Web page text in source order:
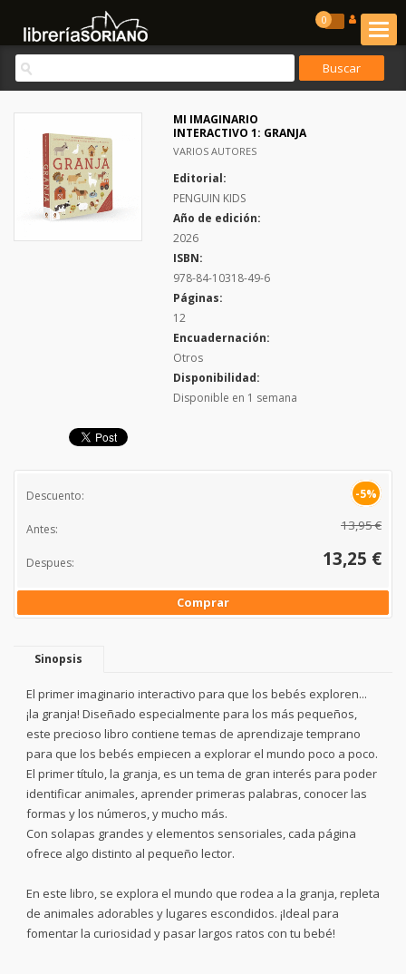
0
MI IMAGINARIO
INTERACTIVO 1: GRANJA
VARIOS AUTORES
Editorial:
PENGUIN KIDS
Año de edición:
2026
ISBN:
978-84-10318-49-6
Páginas:
12
Encuadernación:
Otros
Disponibilidad:
Disponible en 1 semana
Descuento: -5%
Antes: 13,95 €
Despues: 13,25 €
Comprar
Sinopsis
El primer imaginario interactivo para que los bebés exploren...
¡la granja! Diseñado especialmente para los más pequeños,
este precioso libro contiene temas de aprendizaje temprano
para que los bebés empiecen a explorar el mundo poco a poco.
El primer título, la granja, es un tema de gran interés para poder
identificar animales, aprender primeras palabras, conocer las
formas y los números, y mucho más.
Con solapas grandes y elementos sensoriales, cada página
ofrece algo distinto al pequeño lector.
En este libro, se explora el mundo que rodea a la granja, repleta
de animales adorables y lugares escondidos. ¡Ideal para
fomentar la curiosidad y pasar largos ratos con tu bebé!